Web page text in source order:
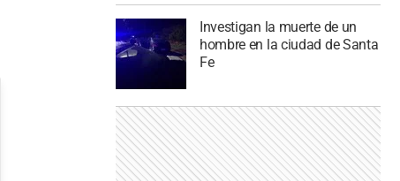
Investigan la muerte de un
hombre en la ciudad de Santa
Fe